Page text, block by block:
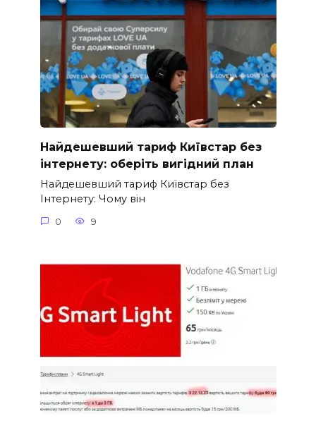
Найдешевший тариф Київстар без
інтернету: оберіть вигідний план
Найдешевший тариф Київстар без
Інтернету: Чому він
0 9